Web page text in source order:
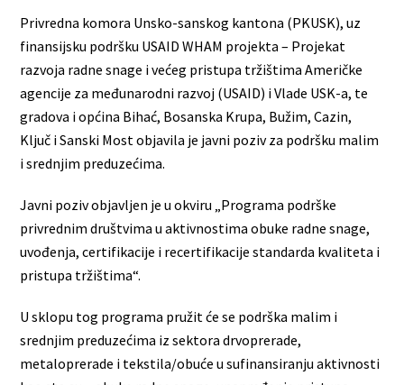
Privredna komora Unsko-sanskog kantona (PKUSK), uz
finansijsku podršku USAID WHAM projekta – Projekat
razvoja radne snage i većeg pristupa tržištima Američke
agencije za međunarodni razvoj (USAID) i Vlade USK-a, te
gradova i općina Bihać, Bosanska Krupa, Bužim, Cazin,
Ključ i Sanski Most objavila je javni poziv za podršku malim
i srednjim preduzećima.
Javni poziv objavljen je u okviru „Programa podrške
privrednim društvima u aktivnostima obuke radne snage,
uvođenja, certifikacije i recertifikacije standarda kvaliteta i
pristupa tržištima“.
U sklopu tog programa pružit će se podrška malim i
srednjim preduzećima iz sektora drvoprerade,
metaloprerade i tekstila/obuće u sufinansiranju aktivnosti